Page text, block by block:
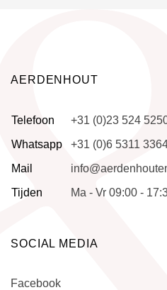
AERDENHOUT
Telefoon
+31 (0)23 524
Whatsapp
+31 (0)6 5311
Mail
Tijden
Ma - Vr 09:00 -
SOCIAL MEDIA
Facebook